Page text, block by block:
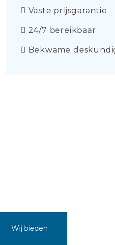
Vaste prijsgarantie
24/7 bereikbaar
Bekwame
Wij bieden